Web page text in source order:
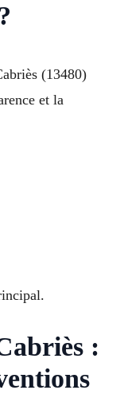
(13480)
et la
: